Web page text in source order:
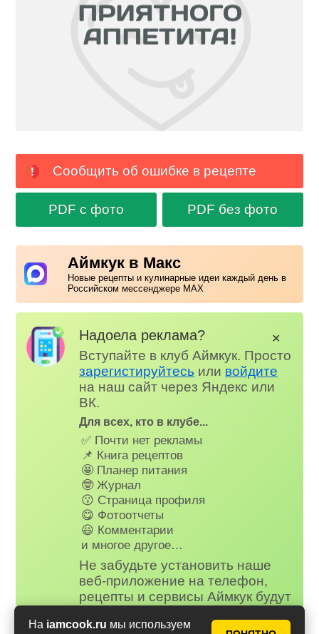
На iamcook.ru мы используем
Сообщить об ошибке в рецепте
PDF с фото PDF без фото
Аймкук в Макс
Новые рецепты и кулинарные идеи каждый день в
Российском мессенджере MAX
Надоела реклама?
Вступайте в клуб Аймкук. Просто
зарегистируйтесь или войдите
на наш сайт через Яндекс или
ВК.
Для всех, кто в клубе...
✅ Почти нет рекламы
📌 Книга рецептов
🤩 Планер питания
🤓 Журнал
😗 Страница профиля
😋 Фотоотчеты
😃 Комментарии
и многое другое…
Не забудьте установить наше
веб-приложение на телефон,
рецепты и сервисы Аймкук будут
Айфон (iOS),Андроид
✕